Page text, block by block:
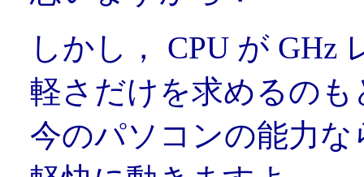
しかし， CPU が GHz
軽さだけを求めるの
今のパソコンの能力